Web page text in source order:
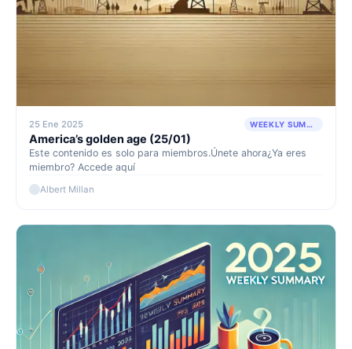
25 Ene 2025 WEEKLY SUMMARY
America’s golden age (25/01)
Este contenido es solo para miembros.Únete ahora¿Ya eres
miembro? Accede aquí
Albert Millan